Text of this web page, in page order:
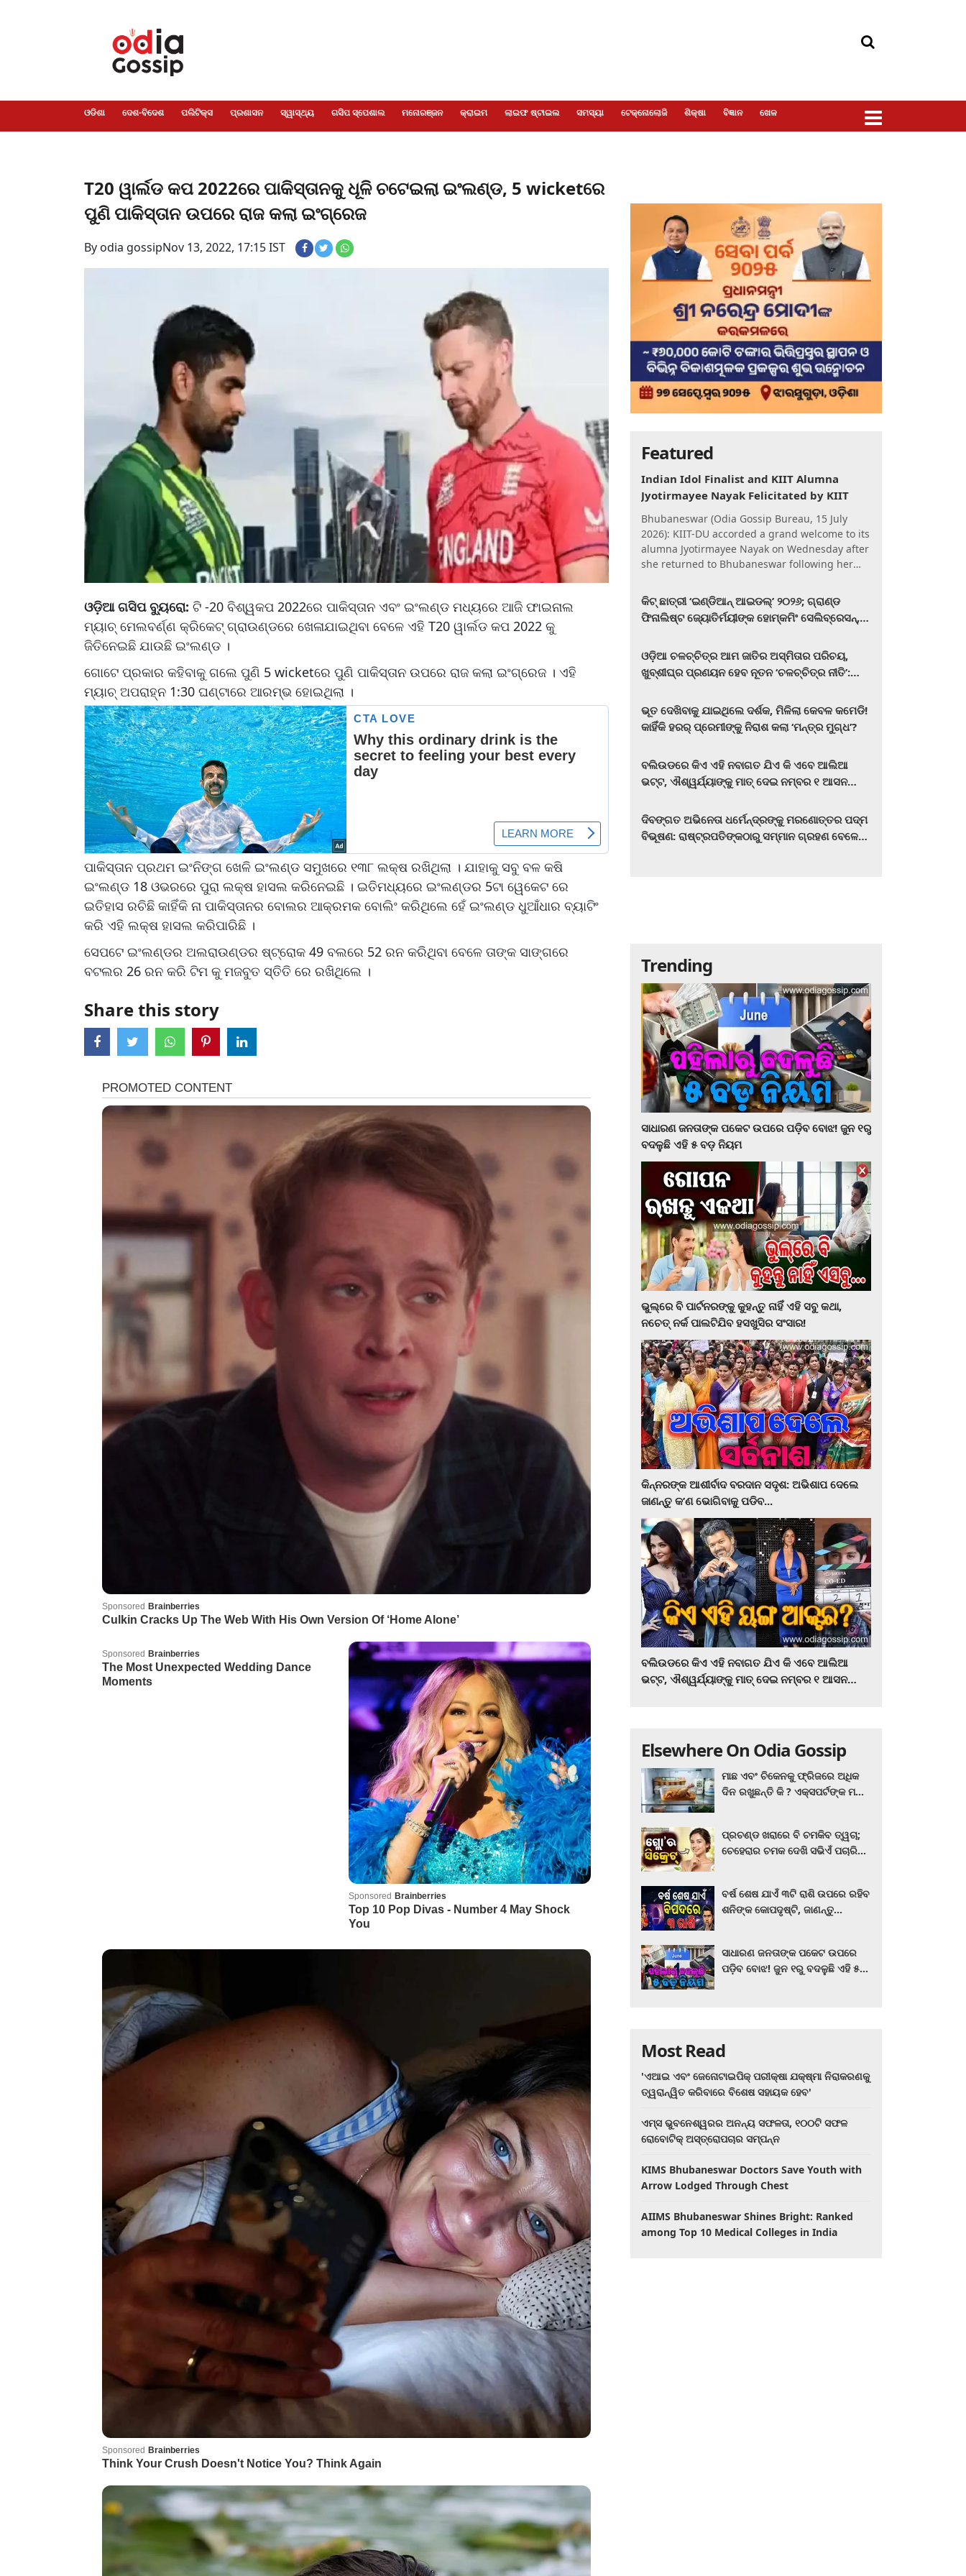
ଓଡିଶା ଦେଶ-ବିଦେଶ ପଲିଟିକ୍ସ ପ୍ରଶାସନ ସ୍ୱାସ୍ଥ୍ୟ ଗସିପ ସ୍ପେଶାଲ ମନୋରଞ୍ଜନ କ୍ରାଇମ ଲାଇଫ ଷ୍ଟାଇଲ ସମସ୍ୟା ଟେକ୍ନୋଲୋଜି ଶିକ୍ଷା ବିଜ୍ଞାନ ଖେଳ
T20 ୱାର୍ଲଡ କପ 2022ରେ ପାକିସ୍ତାନକୁ ଧୂଳି ଚଟେଇଲା ଇଂଲଣ୍ଡ, 5 wicketରେ
ପୁଣି ପାକିସ୍ତାନ ଉପରେ ରାଜ କଲା ଇଂଗ୍ରେଜ
By odia gossipNov 13, 2022, 17:15 IST
ଓଡ଼ିଆ ଗସିପ ବ୍ୟୁରୋ: ଟି -20 ବିଶ୍ୱକପ 2022ରେ ପାକିସ୍ତାନ ଏବଂ ଇଂଲଣ୍ଡ ମଧ୍ୟରେ ଆଜି ଫାଇନାଲ
ମ୍ୟାଚ୍ ମେଲବର୍ଣ୍ଣ କ୍ରିକେଟ୍ ଗ୍ରାଉଣ୍ଡରେ ଖେଳାଯାଇଥିବା ବେଳେ ଏହି T20 ୱାର୍ଲଡ କପ 2022 କୁ
ଜିତିନେଇଛି ଯାଉଛି ଇଂଲଣ୍ଡ ।
ଗୋଟେ ପ୍ରକାର କହିବାକୁ ଗଲେ ପୁଣି 5 wicketରେ ପୁଣି ପାକିସ୍ତାନ ଉପରେ ରାଜ କଲା ଇଂଗ୍ରେଜ । ଏହି
ମ୍ୟାଚ୍ ଅପରାହ୍ନ 1:30 ଘଣ୍ଟାରେ ଆରମ୍ଭ ହୋଇଥିଲା ।
ପାକିସ୍ତାନ ପ୍ରଥମ ଇଂନିଙ୍ଗ ଖେଳି ଇଂଲଣ୍ଡ ସମୁଖରେ ୧୩୮ ଲକ୍ଷ ରଖିଥିଲା । ଯାହାକୁ ସବୁ ବଳ କଷି
ଇଂଲଣ୍ଡ 18 ଓଭରରେ ପୁରା ଲକ୍ଷ ହାସଲ କରିନେଇଛି । ଇତିମଧ୍ୟରେ ଇଂଲଣ୍ଡର 5ଟା ୱେକେଟ ରେ
ଇତିହାସ ରଚିଛି କାହିଁକି ନା ପାକିସ୍ତାନର ବୋଲର ଆକ୍ରମକ ବୋଲିଂ କରିଥିଲେ ହେଁ ଇଂଲଣ୍ଡ ଧୁଆଁଧାର ବ୍ୟାଟିଂ
କରି ଏହି ଲକ୍ଷ ହାସଲ କରିପାରିଛି ।
ସେପଟେ ଇଂଲଣ୍ଡର ଅଲରାଉଣ୍ଡର ଷ୍ଟ୍ରୋକ 49 ବଲରେ 52 ରନ କରିଥିବା ବେଳେ ତାଙ୍କ ସାଙ୍ଗରେ
ବଟଲର 26 ରନ କରି ଟିମ କୁ ମଜବୁତ ସ୍ତିତି ରେ ରଖିଥିଲେ ।
Share this story
Featured
Indian Idol Finalist and KIIT Alumna
Jyotirmayee Nayak Felicitated by KIIT
Bhubaneswar (Odia Gossip Bureau, 15 July
2026): KIIT-DU accorded a grand welcome to its
alumna Jyotirmayee Nayak on Wednesday after
she returned to Bhubaneswar following her
କିଟ୍‍ ଛାତ୍ରୀ ‘ଇଣ୍ଡିଆନ୍ ଆଇଡଲ୍‌’ ୨୦୨୬; ଗ୍ରାଣ୍ଡ
ଫିନାଲିଷ୍ଟ ଜ୍ୟୋତିର୍ମୟୀଙ୍କ ହୋମ୍‍କମିଂ ସେଲିବ୍ରେସନ୍‍,
ଓଡ଼ିଆ ଚଳଚ୍ଚିତ୍ର ଆମ ଜାତିର ଅସ୍ମିତାର ପରିଚୟ,
ଖୁବ୍‌ଶୀଘ୍ର ପ୍ରଣୟନ ହେବ ନୂତନ ‘ଚଳଚ୍ଚିତ୍ର ନୀତି’:
ଭୂତ ଦେଖିବାକୁ ଯାଇଥିଲେ ଦର୍ଶକ, ମିଳିଲା କେବଳ କମେଡି!
କାହିଁକି ହରର୍‌ ପ୍ରେମୀଙ୍କୁ ନିରାଶ କଲା ‘ମନ୍ତ୍ର ମୁଗ୍ଧ’?
ବଲିଉଡରେ କିଏ ଏହି ନବାଗତ ଯିଏ କି ଏବେ ଆଲିଆ
ଭଟ୍ଟ, ଐଶ୍ୱର୍ଯ୍ୟାଙ୍କୁ ମାତ୍‌ ଦେଇ ନମ୍ବର ୧ ଆସନ
ଦିବଙ୍ଗତ ଅଭିନେତା ଧର୍ମେନ୍ଦ୍ରଙ୍କୁ ମରଣୋତ୍ତର ପଦ୍ମ
ବିଭୂଷଣ: ରାଷ୍ଟ୍ରପତିଙ୍କଠାରୁ ସମ୍ମାନ ଗ୍ରହଣ ବେଳେ
Trending
ସାଧାରଣ ଜନତାଙ୍କ ପକେଟ ଉପରେ ପଡ଼ିବ ବୋଝ! ଜୁନ ୧ରୁ
ବଦଳୁଛି ଏହି ୫ ବଡ଼ ନିୟମ
ଭୁଲ୍‌ରେ ବି ପାର୍ଟନରଙ୍କୁ କୁହନ୍ତୁ ନାହିଁ ଏହି ସବୁ କଥା,
ନଚେତ୍‌ ନର୍କ ପାଲଟିଯିବ ହସଖୁସିର ସଂସାର!
କିନ୍ନରଙ୍କ ଆଶୀର୍ବାଦ ବରଦାନ ସଦୃଶ: ଅଭିଶାପ ଦେଲେ
ଜାଣନ୍ତୁ କ’ଣ ଭୋଗିବାକୁ ପଡିବ...
ବଲିଉଡରେ କିଏ ଏହି ନବାଗତ ଯିଏ କି ଏବେ ଆଲିଆ
ଭଟ୍ଟ, ଐଶ୍ୱର୍ଯ୍ୟାଙ୍କୁ ମାତ୍‌ ଦେଇ ନମ୍ବର ୧ ଆସନ
Elsewhere On Odia Gossip
ମାଛ ଏବଂ ଚିକେନକୁ ଫ୍ରିଜରେ ଅଧିକ
ଦିନ ରଖୁଛନ୍ତି କି ? ଏକ୍ସପର୍ଟଙ୍କ ମତ
ପ୍ରଚଣ୍ଡ ଖରାରେ ବି ଚମକିବ ତ୍ୱଚା;
ଚେହେରାର ଚମକ ଦେଖି ସଭିଏଁ ପଚାରିବେ
ବର୍ଷ ଶେଷ ଯାଏଁ ୩ଟି ରାଶି ଉପରେ ରହିବ
ଶନିଙ୍କ କୋପଦୃଷ୍ଟି, ଜାଣନ୍ତୁ
ସାଧାରଣ ଜନତାଙ୍କ ପକେଟ ଉପରେ
ପଡ଼ିବ ବୋଝ! ଜୁନ ୧ରୁ ବଦଳୁଛି ଏହି ୫
Most Read
'ଏଆଇ ଏବଂ ଜେନୋଟାଇପିକ୍ ପରୀକ୍ଷା ଯକ୍ଷ୍ମା ନିରାକରଣକୁ
ତ୍ୱରାନ୍ୱିତ କରିବାରେ ବିଶେଷ ସହାୟକ ହେବ'
ଏମ୍ସ ଭୁବନେଶ୍ୱରର ଅନନ୍ୟ ସଫଳତା, ୧୦୦ଟି ସଫଳ
ରୋବୋଟିକ୍ ଅସ୍ତ୍ରୋପଚାର ସମ୍ପନ୍ନ
KIMS Bhubaneswar Doctors Save Youth with
Arrow Lodged Through Chest
AIIMS Bhubaneswar Shines Bright: Ranked
among Top 10 Medical Colleges in India